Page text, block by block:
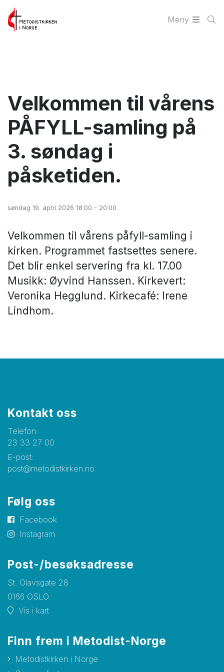
Meny
Velkommen til vårens
PÅFYLL-samling på
3. søndag i
påsketiden.
søndag 19. april 2026 18:00 - 20:00
Velkommen til vårens påfyll-samling i
kirken. Programmet fastsettes senere.
Det blir enkel servering fra kl. 17.00
Musikk: Øyvind Hanssen. Kirkevert:
Veronika Hegglund. Kirkecafé: Irene
Lindhom.
Kontakt oss
Telefon:
23 33 27 00
E-post:
post@metodistkirken.no
Følg oss
Facebook
Instagram
Post-/besøksadresse
St. Olavsgate 28
0166 OSLO
Vis i kart
Finn frem i Metodist-Norge
Metodistkirken i Norge